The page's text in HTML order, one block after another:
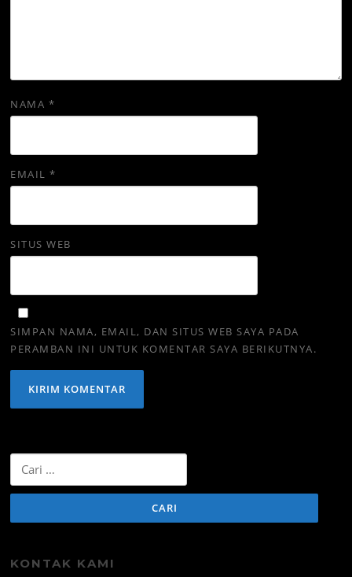
NAMA *
EMAIL*
SITUS WEB
SIMPAN NAMA, EMAIL, DAN SITUS WEB SAYA PADA
PERAMBAN INI UNTUK KOMENTAR SAYA BERIKUTNYA.
untuk:
KONTAK KAMI